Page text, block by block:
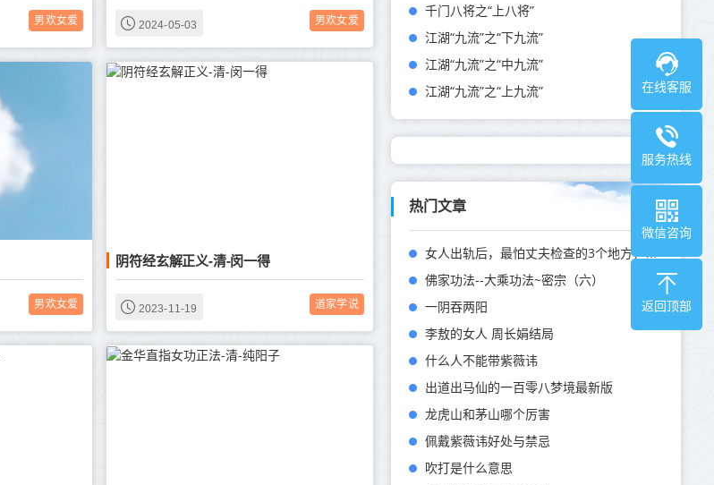
男欢女爱 2024-05-03 男欢女爱
男欢女爱
阴符经玄解正义-清-闵一得
2023-11-19 道家学说
千门八将之“上八将”
江湖“九流”之“下九流”
江湖“九流”之“中九流”
江湖“九流”之“上九流”
热门文章
佛家功法--大乘功法~密宗（六）
一阴吞两阳
李敖的女人 周长娟结局
什么人不能带紫薇讳
出道出马仙的一百零八梦境最新版
龙虎山和茅山哪个厉害
佩戴紫薇讳好处与禁忌
吹打是什么意思
在线客服
服务热线
微信咨询
返回顶部